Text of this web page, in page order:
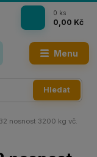
Menu
Hledat
0 ks
0,00 Kč
nosnost 3200 kg vč.